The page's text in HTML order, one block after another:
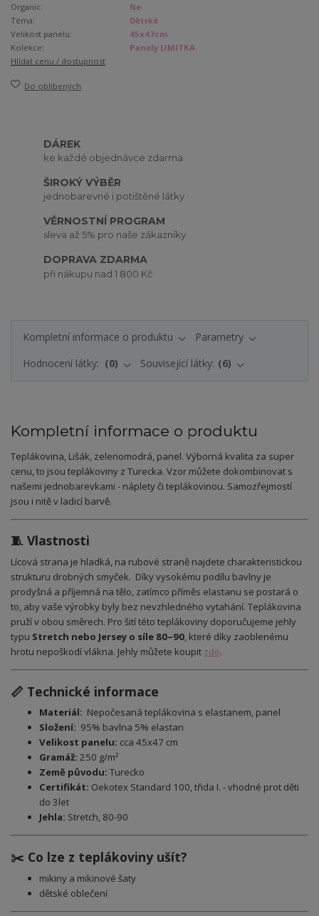
Organic:
Ne
Téma:
Dětské
Velikost panelu:
45x47cm
Kolekce:
Panely LIMITKA
Hlídat cenu / dostupnost
Do oblíbených
DÁREK
ke každé objednávce zdarma
ŠIROKÝ VÝBĚR
jednobarevné i potištěné látky
VĚRNOSTNÍ PROGRAM
sleva až 5% pro naše zákazníky
DOPRAVA ZDARMA
při nákupu nad 1 800 Kč
Kompletní informace o produktu
Parametry
Hodnocení látky:
0 Související látky: 6
Kompletní informace o produktu
Teplákovina, Lišák, zelenomodrá, panel. Výborná kvalita za super
cenu, to jsou teplákoviny z Turecka. Vzor můžete dokombinovat s
našemi jednobarevkami - náplety či teplákovinou. Samozřejmostí
jsou i nitě v ladicí barvě.
🧵 Vlastnosti
Lícová strana je hladká, na rubové straně najdete charakteristickou
strukturu drobných smyček. Díky vysokému podílu bavlny je
prodyšná a příjemná na tělo, zatímco příměs elastanu se postará o
to, aby vaše výrobky byly bez nevzhledného vytahání. Teplákovina
pruží v obou směrech. Pro šití této teplákoviny doporučujeme jehly
typu Stretch nebo Jersey o síle 80–90, které díky zaoblenému
hrotu nepoškodí vlákna. Jehly můžete koupit zde.
📏 Technické informace
Materiál: Nepočesaná teplákovina s elastanem, panel
Složení: 95% bavlna 5% elastan
Velikost panelu: cca 45x47 cm
Gramáž: 250 g/m²
Země původu: Turecko
Certifikát: Oekotex Standard 100, třida I. - vhodné prot děti
do 3let
Jehla: Stretch, 80-90
✂️ Co lze z teplákoviny ušít?
mikiny a mikinové šaty
dětské oblečení